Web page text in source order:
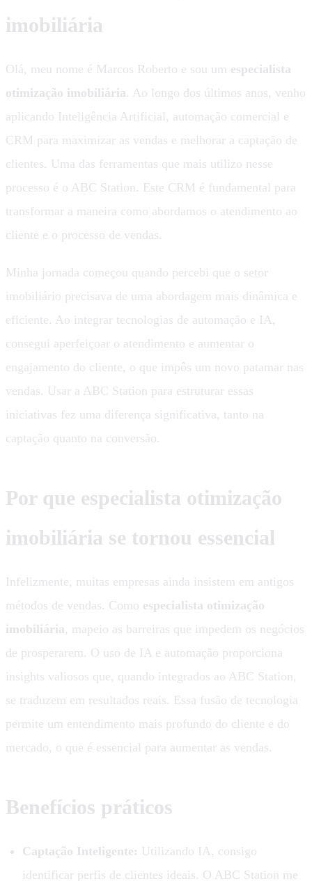
imobiliária
Olá, meu nome é Marcos Roberto e sou um especialista
otimização imobiliária. Ao longo dos últimos anos, venho
aplicando Inteligência Artificial, automação comercial e
CRM para maximizar as vendas e melhorar a captação de
clientes. Uma das ferramentas que mais utilizo nesse
processo é o ABC Station. Este CRM é fundamental para
transformar a maneira como abordamos o atendimento ao
cliente e o processo de vendas.
Minha jornada começou quando percebi que o setor
imobiliário precisava de uma abordagem mais dinâmica e
eficiente. Ao integrar tecnologias de automação e IA,
consegui aperfeiçoar o atendimento e aumentar o
engajamento do cliente, o que impôs um novo patamar nas
vendas. Usar a ABC Station para estruturar essas
iniciativas fez uma diferença significativa, tanto na
captação quanto na conversão.
Por que especialista otimização
imobiliária se tornou essencial
Infelizmente, muitas empresas ainda insistem em antigos
métodos de vendas. Como especialista otimização
imobiliária, mapeio as barreiras que impedem os negócios
de prosperarem. O uso de IA e automação proporciona
insights valiosos que, quando integrados ao ABC Station,
se traduzem em resultados reais. Essa fusão de tecnologia
permite um entendimento mais profundo do cliente e do
mercado, o que é essencial para aumentar as vendas.
Benefícios práticos
Captação Inteligente: Utilizando IA, consigo
identificar perfis de clientes ideais. O ABC Station me